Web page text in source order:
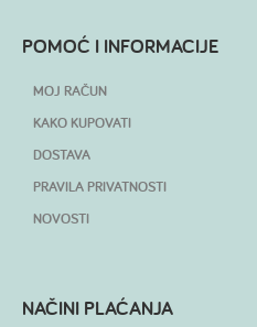
POMOĆ I INFORMACIJE
MOJ RAČUN
KAKO KUPOVATI
DOSTAVA
PRAVILA PRIVATNOSTI
NOVOSTI
NAČINI PLAĆANJA